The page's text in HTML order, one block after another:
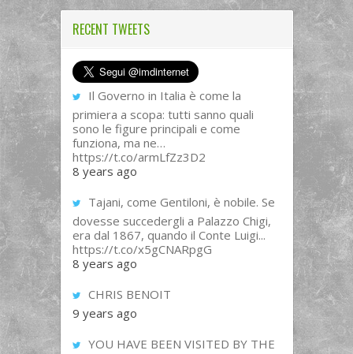
RECENT TWEETS
Il Governo in Italia è come la
primiera a scopa: tutti sanno quali
sono le figure principali e come
funziona, ma ne…
https://t.co/armLfZz3D2
8 years ago
Tajani, come Gentiloni, è nobile. Se
dovesse succedergli a Palazzo Chigi,
era dal 1867, quando il Conte Luigi...
https://t.co/x5gCNARpgG
8 years ago
CHRIS BENOIT
9 years ago
YOU HAVE BEEN VISITED BY THE